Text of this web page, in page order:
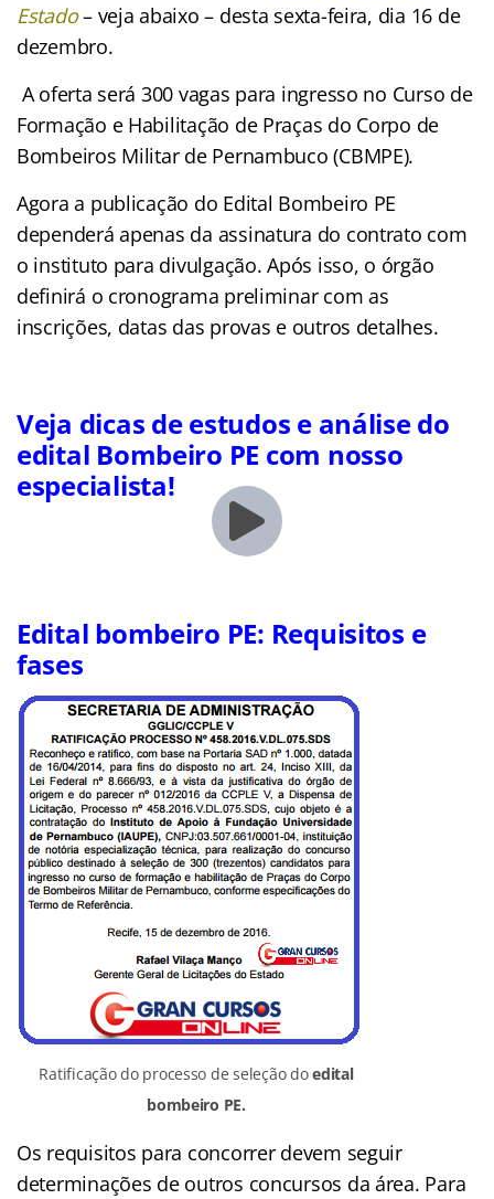
Estado– veja abaixo – desta sexta-feira, dia 16 de
dezembro.
A oferta será 300 vagas para ingresso no Curso de
Formação e Habilitação de Praças do Corpo de
Bombeiros Militar de Pernambuco (CBMPE).
Agora a publicação do Edital Bombeiro PE
dependerá apenas da assinatura do contrato com
o instituto para divulgação. Após isso, o órgão
definirá o cronograma preliminar com as
inscrições, datas das provas e outros detalhes.
Veja dicas de estudos e análise do
edital Bombeiro PE com nosso
especialista!
Edital bombeiro PE: Requisitos e
fases
Ratificação do processo de seleção doedital
bombeiro PE.
Os requisitos para concorrer devem seguir
determinações de outros concursos da área. Para